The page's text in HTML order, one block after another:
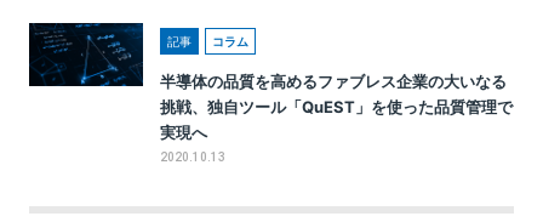
記事 コラム
半導体の品質を高めるファブレス企業の大いなる
挑戦、独自ツール「QuEST」を使った品質管理で
実現へ
2020.10.13